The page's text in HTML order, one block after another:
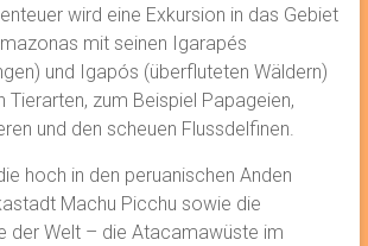
wird eine Exkursion in das Gebiet
mit seinen Igarapés
und Igapós (überfluteten Wäldern)
zum Beispiel Papageien,
und den scheuen Flussdelfinen.
hoch in den peruanischen Anden
Machu Picchu sowie die
der Welt – die Atacamawüste im